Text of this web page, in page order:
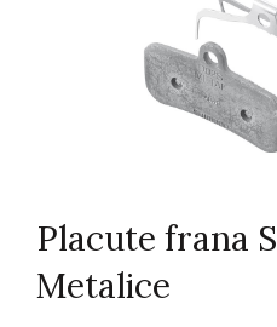
Placute frana
Metalice